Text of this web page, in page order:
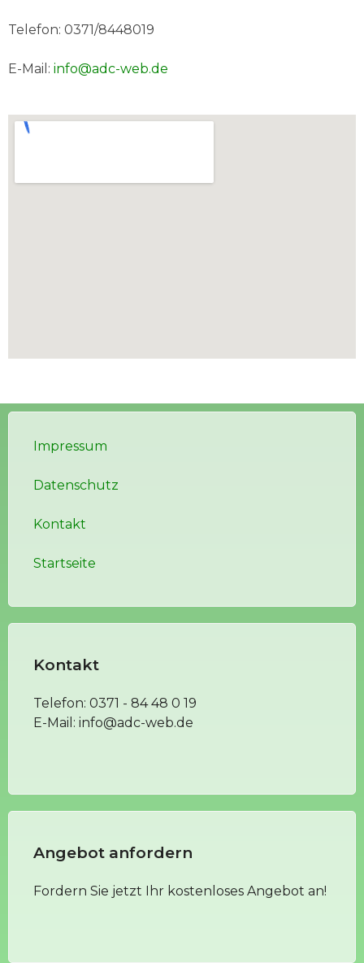
Telefon: 0371/8448019
E-Mail: info@adc-web.de
Angebot anfordern
Fordern Sie jetzt Ihr kostenloses Angebot an!
Kontakt
Telefon: 0371 - 84 48 0 19
E-Mail: info@adc-web.de
Impressum
Datenschutz
Kontakt
Startseite